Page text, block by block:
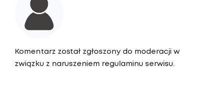
Komentarz został zgłoszony do moderacji w
związku z naruszeniem regulaminu serwisu.